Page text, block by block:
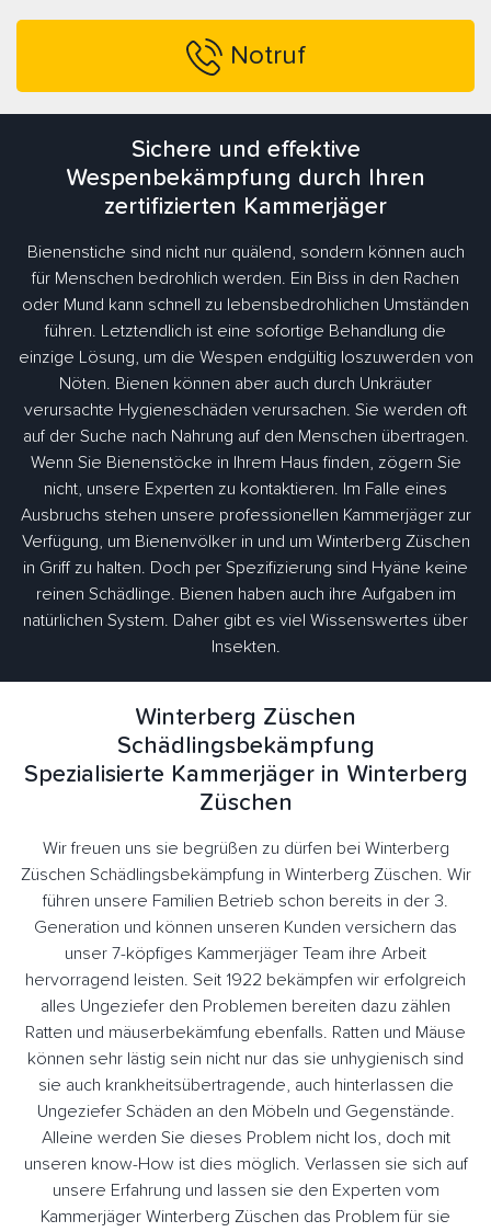
Notruf
Sichere und effektive
Wespenbekämpfung durch Ihren
zertifizierten Kammerjäger
Bienenstiche sind nicht nur quälend, sondern können auch
für Menschen bedrohlich werden. Ein Biss in den Rachen
oder Mund kann schnell zu lebensbedrohlichen Umständen
führen. Letztendlich ist eine sofortige Behandlung die
einzige Lösung, um die Wespen endgültig loszuwerden von
Nöten. Bienen können aber auch durch Unkräuter
verursachte Hygieneschäden verursachen. Sie werden oft
auf der Suche nach Nahrung auf den Menschen übertragen.
Wenn Sie Bienenstöcke in Ihrem Haus finden, zögern Sie
nicht, unsere Experten zu kontaktieren. Im Falle eines
Ausbruchs stehen unsere professionellen Kammerjäger zur
Verfügung, um Bienenvölker in und um Winterberg Züschen
in Griff zu halten. Doch per Spezifizierung sind Hyäne keine
reinen Schädlinge. Bienen haben auch ihre Aufgaben im
natürlichen System. Daher gibt es viel Wissenswertes über
Insekten.
Winterberg Züschen
Schädlingsbekämpfung
Spezialisierte Kammerjäger in Winterberg
Züschen
Wir freuen uns sie begrüßen zu dürfen bei Winterberg
Züschen Schädlingsbekämpfung in Winterberg Züschen. Wir
führen unsere Familien Betrieb schon bereits in der 3.
Generation und können unseren Kunden versichern das
unser 7-köpfiges Kammerjäger Team ihre Arbeit
hervorragend leisten. Seit 1922 bekämpfen wir erfolgreich
alles Ungeziefer den Problemen bereiten dazu zählen
Ratten und mäuserbekämfung ebenfalls. Ratten und Mäuse
können sehr lästig sein nicht nur das sie unhygienisch sind
sie auch krankheitsübertragende, auch hinterlassen die
Ungeziefer Schäden an den Möbeln und Gegenstände.
Alleine werden Sie dieses Problem nicht los, doch mit
unseren know-How ist dies möglich. Verlassen sie sich auf
unsere Erfahrung und lassen sie den Experten vom
Kammerjäger Winterberg Züschen das Problem für sie